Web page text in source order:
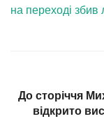
на переході збив
До сторіччя
відкрито